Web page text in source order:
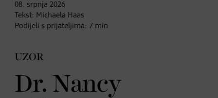
08. srpnja 2026
Tekst: Michaela Haas
Podijeli s prijateljima: 7 min
UZOR
Dr. Nancy